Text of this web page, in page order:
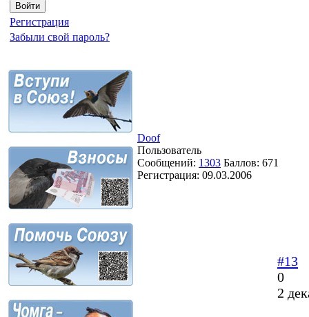
Регистрация
Забыли свой пароль?
Doof
Пользователь
Сообщений: 1303 Баллов: 671
Регистрация: 09.03.2006
#13
0
2